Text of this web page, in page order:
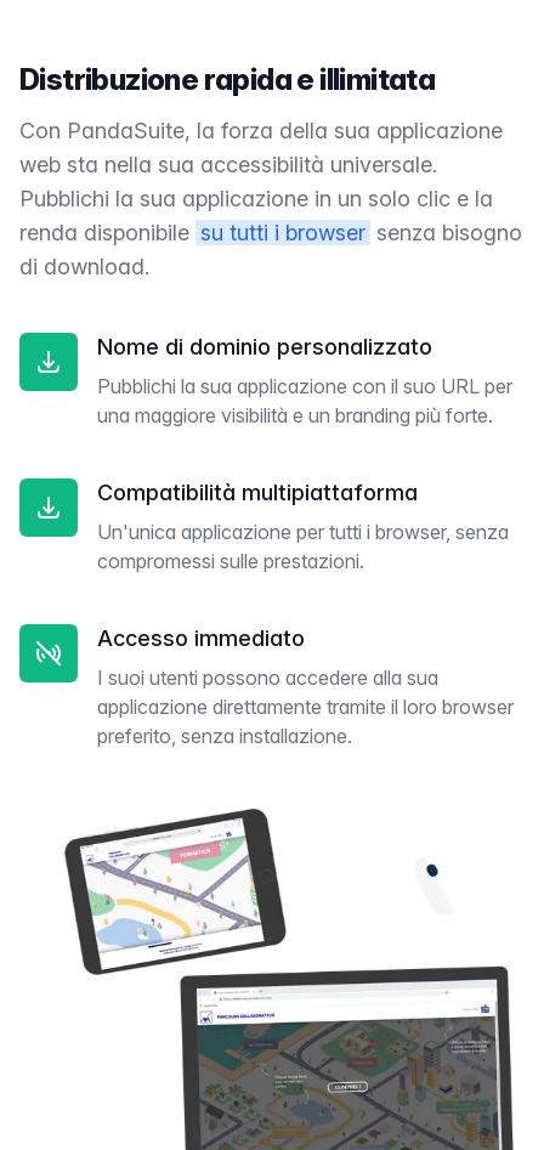
Distribuzione rapida e illimitata
Con PandaSuite, la forza della sua applicazione
web sta nella sua accessibilità universale.
Pubblichi la sua applicazione in un solo clic e la
renda disponibile su tutti i browser senza bisogno
di download.
Nome di dominio personalizzato
Pubblichi la sua applicazione con il suo URL per
una maggiore visibilità e un branding più forte.
Compatibilità multipiattaforma
Un'unica applicazione per tutti i browser, senza
compromessi sulle prestazioni.
Accesso immediato
I suoi utenti possono accedere alla sua
applicazione direttamente tramite il loro browser
preferito, senza installazione.